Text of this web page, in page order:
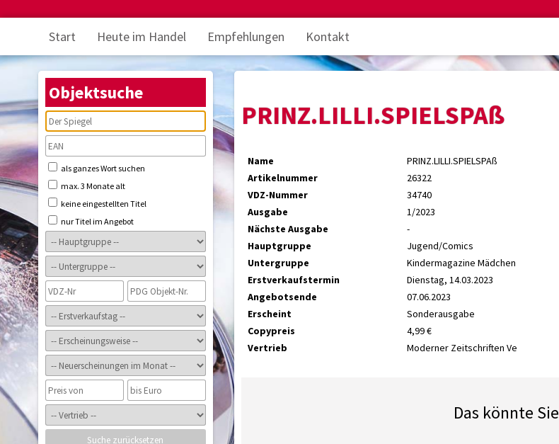
Start Heute im Handel Empfehlungen Kontakt
Objektsuche
als ganzes Wort suchen
max. 3 Monate alt
keine eingestellten Titel
nur Titel im Angebot
Suche zurücksetzen
PRINZ.LILLI.SPIELSPAß
Name
PRINZ.LILLI.SPIELSPAß
Artikelnummer
26322
VDZ-Nummer
34740
Ausgabe
1/2023
Nächste Ausgabe
-
Hauptgruppe
Jugend/Comics
Untergruppe
Kindermagazine Mädchen
Erstverkaufstermin
Dienstag, 14.03.2023
Angebotsende
07.06.2023
Erscheint
Sonderausgabe
Copypreis
4,99 €
Vertrieb
Moderner Zeitschriften Ve
Das könnte